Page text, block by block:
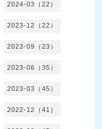
2024-03（22）
2023-12（22）
2023-09（23）
2023-06（35）
2023-03（45）
2022-12（41）